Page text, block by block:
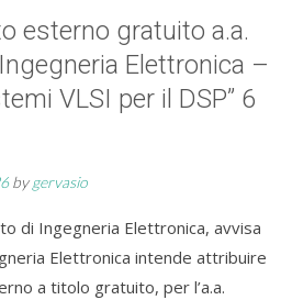
esterno gratuito a.a.
Elettronica –
VLSI per il DSP” 6
bygervasio
di Ingegneria Elettronica, avvisa
Elettronica intende attribuire
a titolo gratuito, per l’a.a.